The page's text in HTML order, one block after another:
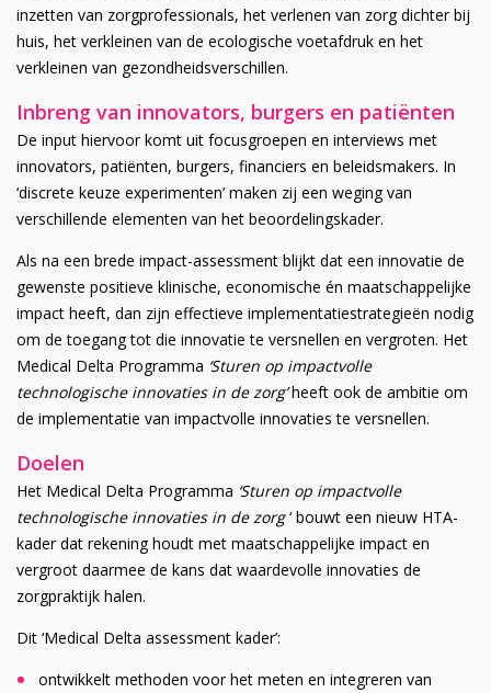
inzetten van zorgprofessionals, het verlenen van zorg dichter bij
huis, het verkleinen van de ecologische voetafdruk en het
verkleinen van gezondheidsverschillen.
Inbreng van innovators, burgers en patiënten
De input hiervoor komt uit focusgroepen en interviews met
innovators, patiënten, burgers, financiers en beleidsmakers. In
‘discrete keuze experimenten’ maken zij een weging van
verschillende elementen van het beoordelingskader.
Als na een brede impact-assessment blijkt dat een innovatie de
gewenste positieve klinische, economische én maatschappelijke
impact heeft, dan zijn effectieve implementatiestrategieën nodig
om de toegang tot die innovatie te versnellen en vergroten. Het
Medical Delta Programma ‘Sturen op impactvolle
technologische innovaties in de zorg’heeft ook de ambitie om
de implementatie van impactvolle innovaties te versnellen.
Doelen
Het Medical Delta Programma ‘Sturen op impactvolle
technologische innovaties in de zorg‘ bouwt een nieuw HTA-
kader dat rekening houdt met maatschappelijke impact en
vergroot daarmee de kans dat waardevolle innovaties de
zorgpraktijk halen.
Dit ‘Medical Delta assessment kader’:
ontwikkelt methoden voor het meten en integreren van